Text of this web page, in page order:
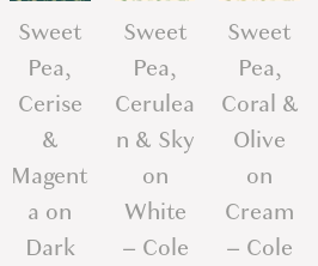
Sweet
Pea,
Cerise
&
Magent
a on
Dark
Sweet
Pea,
Cerulea
n & Sky
on
White
– Cole
Sweet
Pea,
Coral &
Olive
on
Cream
– Cole